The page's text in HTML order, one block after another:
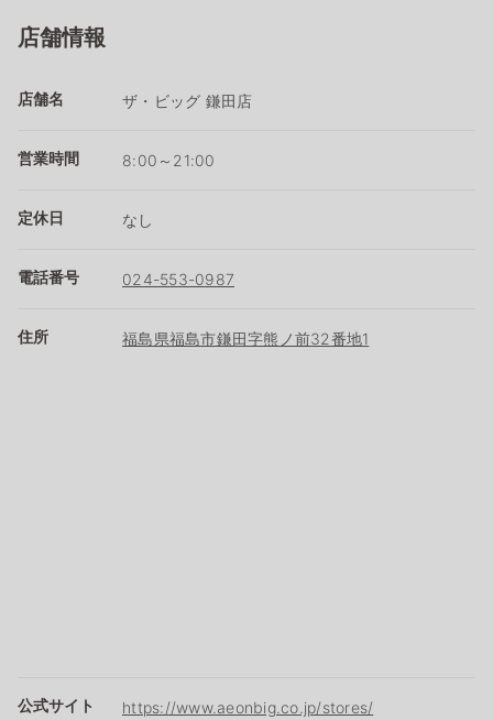
店舗情報
店舗名 ザ・ビッグ 鎌田店
営業時間 8:00～21:00
定休日 なし
電話番号 024-553-0987
住所 福島県福島市鎌田字熊ノ前32番地1
公式サイト https://www.aeonbig.co.jp/stores/